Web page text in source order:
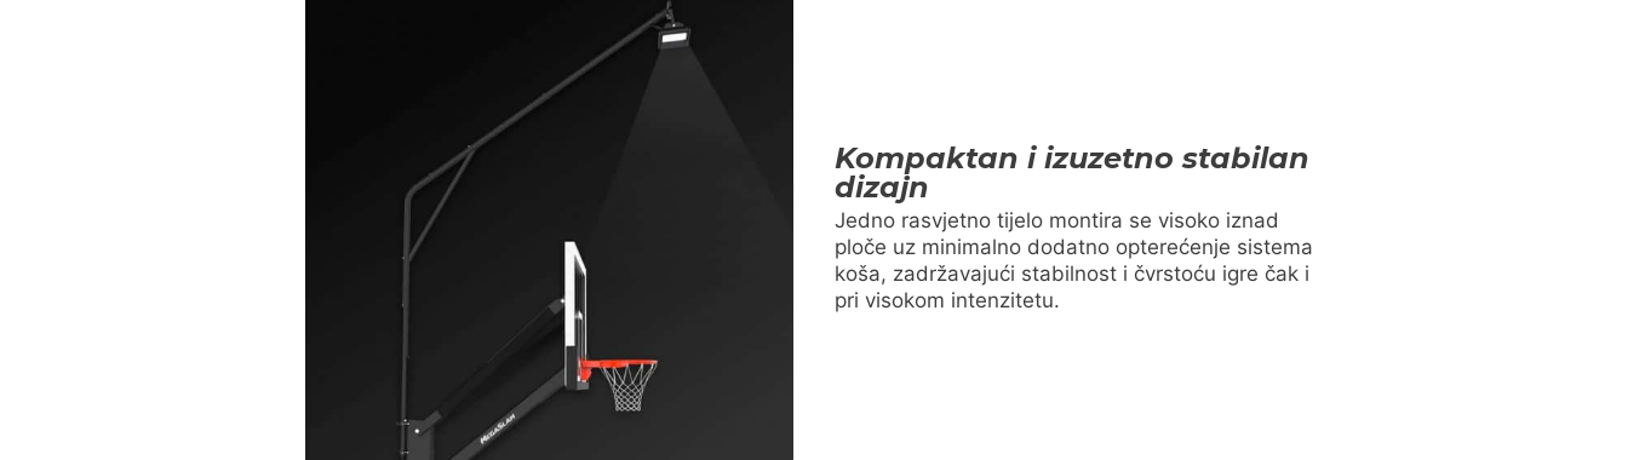
Kompaktan i izuzetno stabilan
dizajn
Jedno rasvjetno tijelo montira se visoko iznad
ploče uz minimalno dodatno opterećenje sistema
koša, zadržavajući stabilnost i čvrstoću igre čak i
pri visokom intenzitetu.